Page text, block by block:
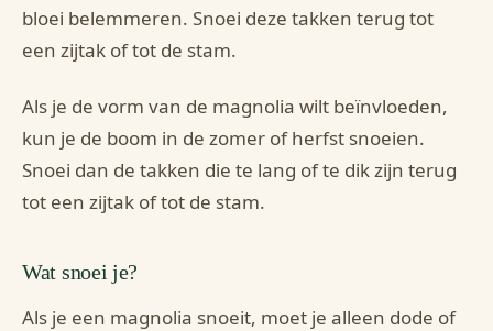
bloei belemmeren. Snoei deze takken terug tot
een zijtak of tot de stam.
Als je de vorm van de magnolia wilt beïnvloeden,
kun je de boom in de zomer of herfst snoeien.
Snoei dan de takken die te lang of te dik zijn terug
tot een zijtak of tot de stam.
Wat snoei je?
Als je een magnolia snoeit, moet je alleen dode of